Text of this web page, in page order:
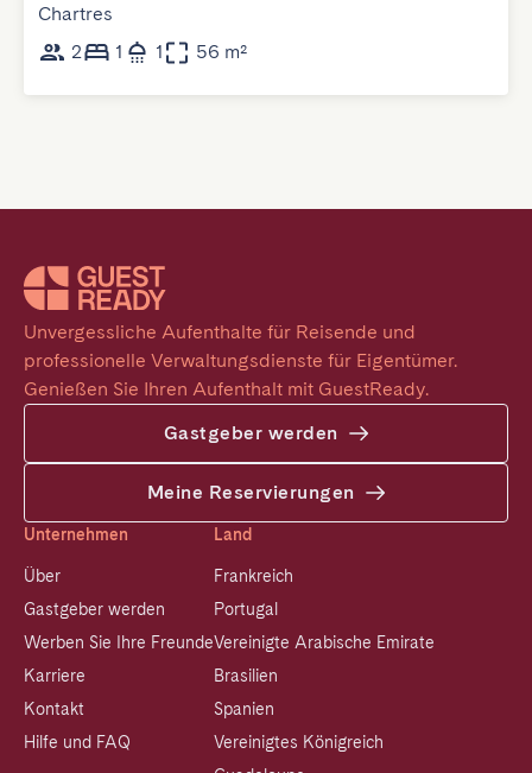
Chartres
2
1 1 56 m²
Unvergessliche Aufenthalte für Reisende und
professionelle Verwaltungsdienste für Eigentümer.
Genießen Sie Ihren Aufenthalt mit GuestReady.
Gastgeber werden
Meine Reservierungen
Unternehmen
Über
Gastgeber werden
Werben Sie Ihre Freunde
Karriere
Kontakt
Hilfe und FAQ
Land
Frankreich
Portugal
Vereinigte Arabische Emirate
Brasilien
Spanien
Vereinigtes Königreich